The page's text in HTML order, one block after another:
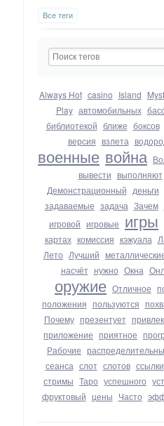
Все теги
Always Hot casino Island
Play автомобильных
библиотекой ближе боксов
версия взлета
военные война
вывести выполняют
Демонстрационный деньги
задаваемые задача Зачем
игровой игровые игры
картах комиссия кэжуала
Лето Лучший
насчёт нужно Окна
оружие Отличное
положения пользуются
Почему презентует
приложение приятное
Рабочие
сеанса слот слотов ссылки
стримы Таро успешного
фруктовый цены Часто